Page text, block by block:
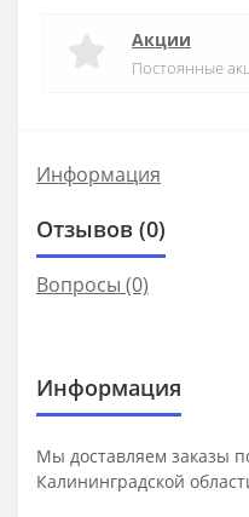
Акции
Постоянные
Информация
Отзывов (0)
Вопросы (0)
Информация
Мы доставляем заказы
Калининградской